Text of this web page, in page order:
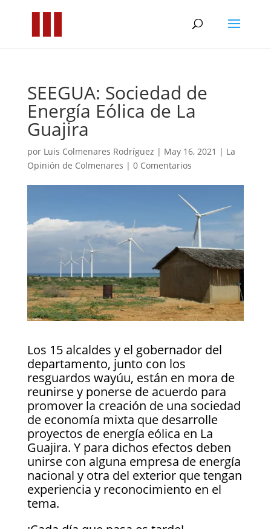
SEEGUA: Sociedad de
Energía Eólica de La
Guajira
por Luis Colmenares Rodríguez | May 16, 2021 | La
Opinión de Colmenares | 0 Comentarios
Los 15 alcaldes y el gobernador del
departamento, junto con los
resguardos wayúu, están en mora de
reunirse y ponerse de acuerdo para
promover la creación de una sociedad
de economía mixta que desarrolle
proyectos de energía eólica en La
Guajira. Y para dichos efectos deben
unirse con alguna empresa de energía
nacional y otra del exterior que tengan
experiencia y reconocimiento en el
tema.